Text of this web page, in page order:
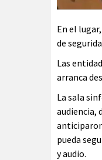
En el
de
Las
arranca
La sala
audiencia,
pueda
y audio.